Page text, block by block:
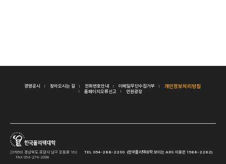
경영공시 찾아오시는 길 전화번호안내 이메일무단수집거부 개인정보처리방침
홈페이지오류신고 민원광장
[37859] 경상북도 포항시 남구 호동로 162 TEL 054-288-2200 (한국폴리텍대학 보이는 ARS 이용은 1588-2282)
FAX 054-274-2098